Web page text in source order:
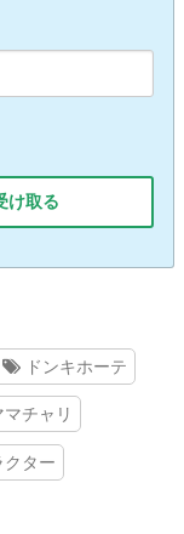
け取る
ドンキホーテ
マチャリ
クター